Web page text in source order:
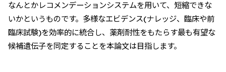
なんとかレコメンデーションシステムを用いて、短縮できな
いかというものです。多様なエビデンス(ナレッジ、臨床や前
臨床試験)を効率的に統合し、薬剤耐性をもたらす最も有望な
候補遺伝子を同定することを本論文は目指します。